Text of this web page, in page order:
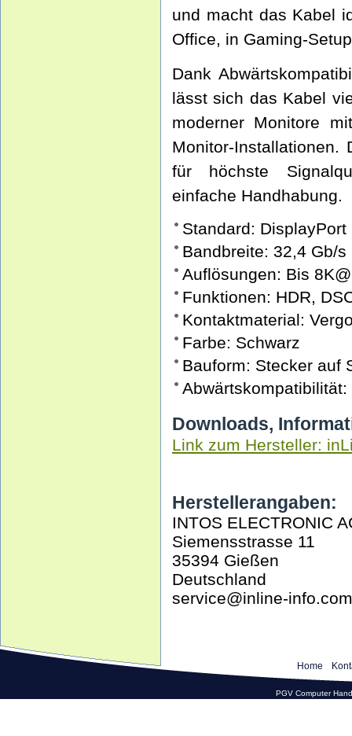
und macht das Kabel
Office, in Gaming-
Dank
lässt sich das Kabel
moderner Monitore
Monitor-
für höchste
einfache Handhabung.
Standard: DisplayPort
Bandbreite: 32,4 Gb/s
Auflösungen: Bis
Funktionen: HDR,
Kontaktmaterial:
Farbe: Schwarz
Bauform: Stecker auf
Downloads,
Link zum Hersteller:
Herstellerangaben:
INTOS ELECTRONIC
Siemensstrasse 11
35394 Gießen
Deutschland
service@inline-info.com
Home
PGV Computer